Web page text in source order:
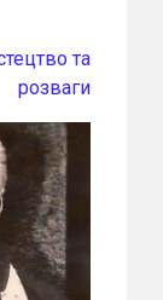
та
розваги